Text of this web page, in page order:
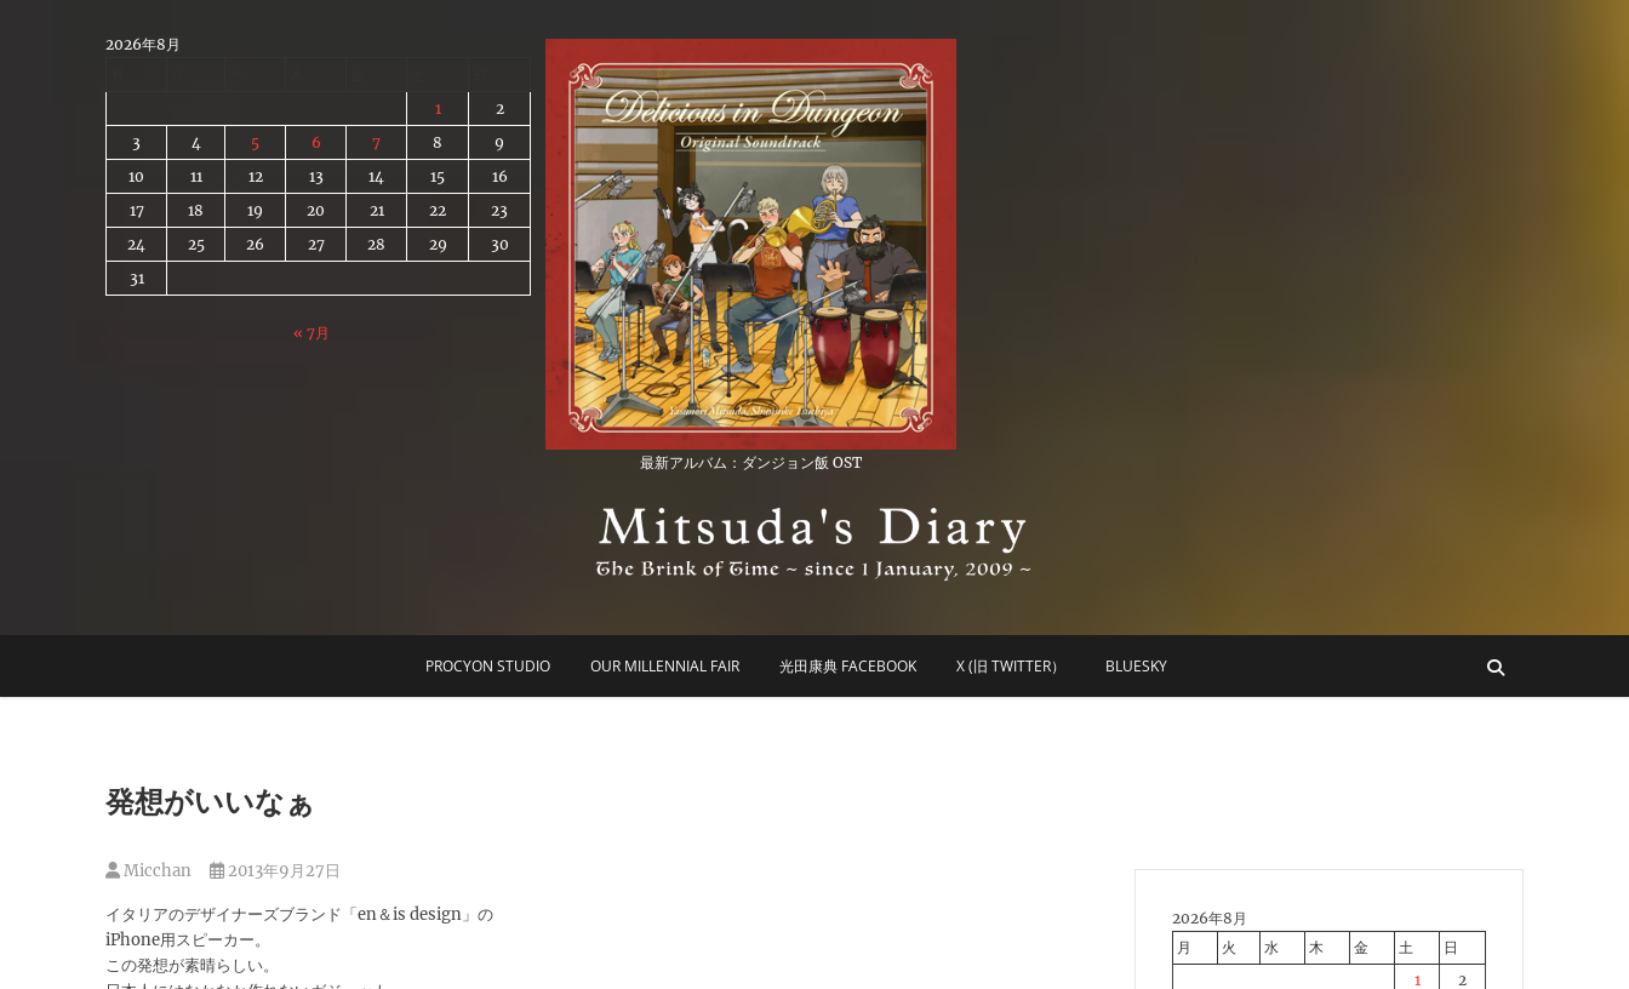
2026年8月
1
2
3
4 5 6 7 8
9
10
11 12 13 14 15
16
17
18 19 20 21 22
23
24
25 26 27 28 29
30
31
« 7月
最新アルバム：ダンジョン飯 OST
Mitsuda's Diary
PROCYON STUDIO OUR MILLENNIAL FAIR 光田康典 FACEBOOK X (旧 TWITTER） BLUESKY
発想がいいなぁ
Micchan 2013年9月27日
イタリアのデザイナーズブランド「en＆is design」の
iPhone用スピーカー。
この発想が素晴らしい。
2026年8月
月
火 水 木 金 土
日
1
2